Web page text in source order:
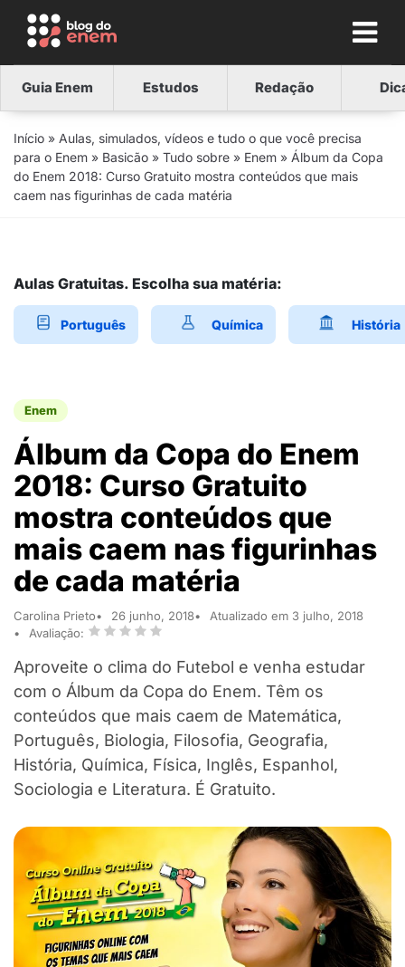
Guia Enem Estudos Redação
Início » Aulas, simulados, vídeos e tudo o que você precisa
para o Enem » Basicão » Tudo sobre » Enem » Álbum da Copa
do Enem 2018: Curso Gratuito mostra conteúdos que mais
caem nas figurinhas de cada matéria
Aulas Gratuitas. Escolha sua matéria:
Português Química História
Enem
Álbum da Copa do Enem
2018: Curso Gratuito
mostra conteúdos que
mais caem nas figurinhas
de cada matéria
Carolina Prieto 26 junho, 2018
Atualizado em 3 julho, 2018
Avaliação:
Aproveite o clima do Futebol e venha estudar
com o Álbum da Copa do Enem. Têm os
conteúdos que mais caem de Matemática,
Português, Biologia, Filosofia, Geografia,
História, Química, Física, Inglês, Espanhol,
Sociologia e Literatura. É Gratuito.